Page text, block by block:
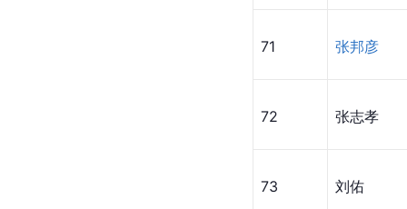
71 张邦彦
72 张志孝
73 刘佑